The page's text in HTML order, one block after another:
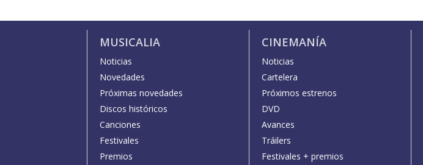
MUSICALIA
Noticias
Novedades
Próximas novedades
Discos históricos
Canciones
Festivales
Premios
CINEMANÍA
Noticias
Cartelera
Próximos estrenos
DVD
Avances
Tráilers
Festivales + premios